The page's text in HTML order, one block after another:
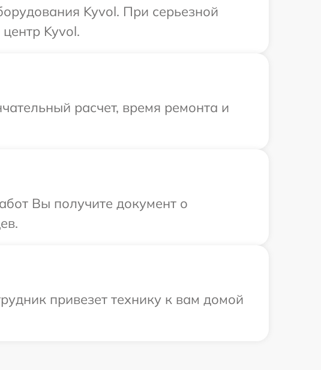
Kyvol. При серьезной
Kyvol.
расчет, время ремонта и
Вы получите документ о
привезет технику к вам домой